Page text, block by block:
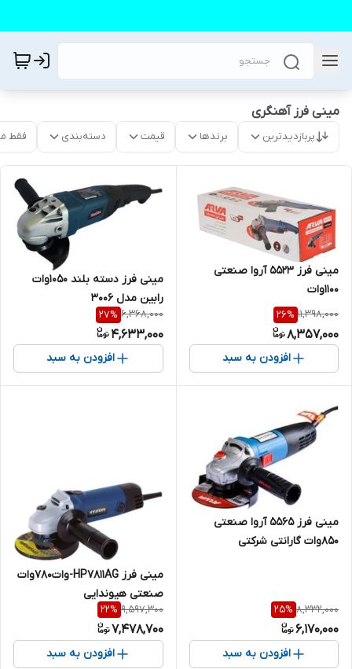
مینی فرز آهنگری
پربازدیدترین برندها قیمت دسته‌بندی فقط
مینی فرز ۵۵۲۳ آروا صنعتی
۱۱۰۰وات
11,398,000
26%
8,357,000
افزودن به سبد
مینی فرز دسته بلند ۱۰۵۰وات
رابین مدل ۳۰۰۶
6,368,000
27%
4,633,000
افزودن به سبد
مینی فرز ۵۵۶۵ آروا صنعتی
۸۵۰وات گارانتی شرکتی
8,332,000
25%
6,170,000
افزودن به سبد
مینی فرز HP7811AG-وات۷۸۰وات
صنعتی هیوندایی
9,597,300
22%
7,478,700
افزودن به سبد